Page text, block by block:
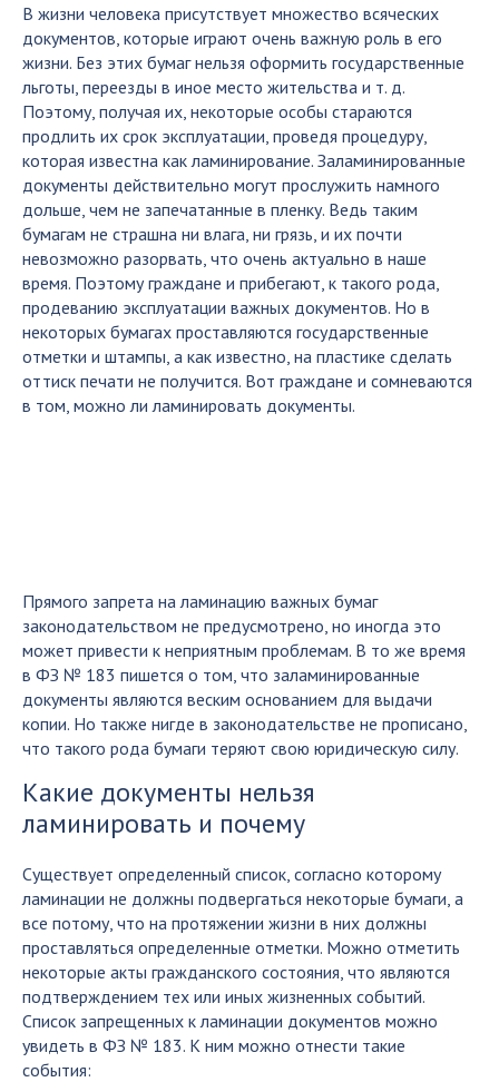
В жизни человека присутствует множество всяческих
документов, которые играют очень важную роль в его
жизни. Без этих бумаг нельзя оформить государственные
льготы, переезды в иное место жительства и т. д.
Поэтому, получая их, некоторые особы стараются
продлить их срок эксплуатации, проведя процедуру,
которая известна как ламинирование. Заламинированные
документы действительно могут прослужить намного
дольше, чем не запечатанные в пленку. Ведь таким
бумагам не страшна ни влага, ни грязь, и их почти
невозможно разорвать, что очень актуально в наше
время. Поэтому граждане и прибегают, к такого рода,
продеванию эксплуатации важных документов. Но в
некоторых бумагах проставляются государственные
отметки и штампы, а как известно, на пластике сделать
оттиск печати не получится. Вот граждане и сомневаются
в том, можно ли ламинировать документы.
Прямого запрета на ламинацию важных бумаг
законодательством не предусмотрено, но иногда это
может привести к неприятным проблемам. В то же время
в ФЗ № 183 пишется о том, что заламинированные
документы являются веским основанием для выдачи
копии. Но также нигде в законодательстве не прописано,
что такого рода бумаги теряют свою юридическую силу.
Какие документы нельзя
ламинировать и почему
Существует определенный список, согласно которому
ламинации не должны подвергаться некоторые бумаги, а
все потому, что на протяжении жизни в них должны
проставляться определенные отметки. Можно отметить
некоторые акты гражданского состояния, что являются
подтверждением тех или иных жизненных событий.
Список запрещенных к ламинации документов можно
увидеть в ФЗ № 183. К ним можно отнести такие
события: